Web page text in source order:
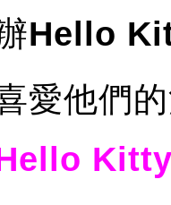
Hello
愛他們